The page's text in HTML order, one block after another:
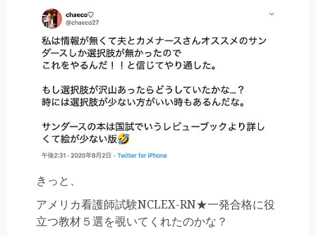
きっと、
アメリカ看護師試験NCLEX-RN★一発合格に役
立つ教材５選を覗いてくれたのかな？